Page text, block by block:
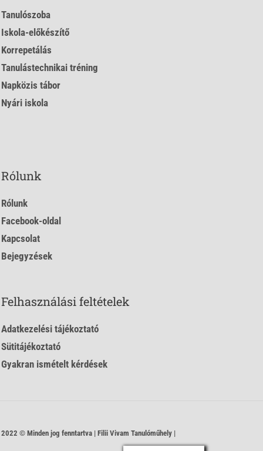
Tanulószoba
Iskola-előkészítő
Korrepetálás
Tanulástechnikai tréning
Napközis tábor
Nyári iskola
Rólunk
Rólunk
Facebook-oldal
Kapcsolat
Bejegyzések
Felhasználási feltételek
Adatkezelési tájékoztató
Sütitájékoztató
Gyakran ismételt kérdések
2022 © Minden jog fenntartva | Filii Vivam Tanulóműhely |